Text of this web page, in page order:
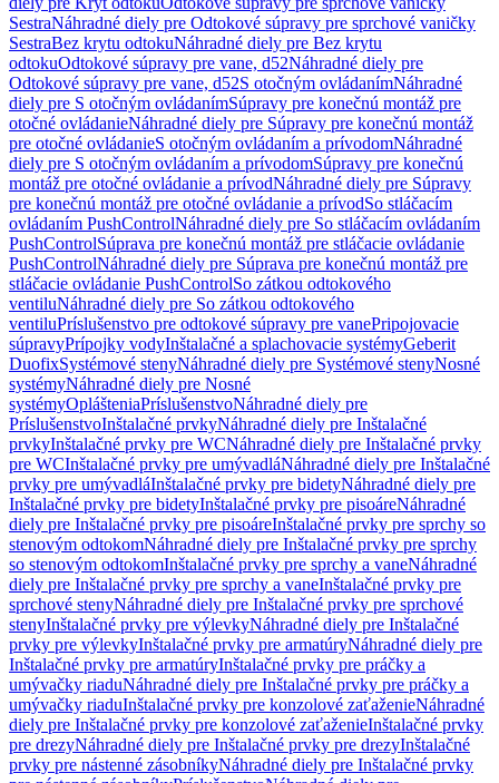
SestraNáhradné diely pre Odtokové súpravy pre sprchové vaničky
SestraBez krytu odtokuNáhradné diely pre Bez krytu
odtokuOdtokové súpravy pre vane, d52Náhradné diely pre
Odtokové súpravy pre vane, d52S otočným ovládanímNáhradné
diely pre S otočným ovládanímSúpravy pre konečnú montáž pre
otočné ovládanieNáhradné diely pre Súpravy pre konečnú montáž
pre otočné ovládanieS otočným ovládaním a prívodomNáhradné
diely pre S otočným ovládaním a prívodomSúpravy pre konečnú
montáž pre otočné ovládanie a prívodNáhradné diely pre Súpravy
pre konečnú montáž pre otočné ovládanie a prívodSo stláčacím
ovládaním PushControlNáhradné diely pre So stláčacím ovládaním
PushControlSúprava pre konečnú montáž pre stláčacie ovládanie
PushControlNáhradné diely pre Súprava pre konečnú montáž pre
stláčacie ovládanie PushControlSo zátkou odtokového
ventiluNáhradné diely pre So zátkou odtokového
ventiluPríslušenstvo pre odtokové súpravy pre vanePripojovacie
súpravyPrípojky vodyInštalačné a splachovacie systémyGeberit
DuofixSystémové stenyNáhradné diely pre Systémové stenyNosné
systémyNáhradné diely pre Nosné
systémyOplášteniaPríslušenstvoNáhradné diely pre
PríslušenstvoInštalačné prvkyNáhradné diely pre Inštalačné
prvkyInštalačné prvky pre WCNáhradné diely pre Inštalačné prvky
pre WCInštalačné prvky pre umývadláNáhradné diely pre Inštalačné
prvky pre umývadláInštalačné prvky pre bidetyNáhradné diely pre
Inštalačné prvky pre bidetyInštalačné prvky pre pisoáreNáhradné
diely pre Inštalačné prvky pre pisoáreInštalačné prvky pre sprchy so
stenovým odtokomNáhradné diely pre Inštalačné prvky pre sprchy
so stenovým odtokomInštalačné prvky pre sprchy a vaneNáhradné
diely pre Inštalačné prvky pre sprchy a vaneInštalačné prvky pre
sprchové stenyNáhradné diely pre Inštalačné prvky pre sprchové
stenyInštalačné prvky pre výlevkyNáhradné diely pre Inštalačné
prvky pre výlevkyInštalačné prvky pre armatúryNáhradné diely pre
Inštalačné prvky pre armatúryInštalačné prvky pre práčky a
umývačky riaduNáhradné diely pre Inštalačné prvky pre práčky a
umývačky riaduInštalačné prvky pre konzolové zaťaženieNáhradné
diely pre Inštalačné prvky pre konzolové zaťaženieInštalačné prvky
pre drezyNáhradné diely pre Inštalačné prvky pre drezyInštalačné
prvky pre nástenné zásobníkyNáhradné diely pre Inštalačné prvky